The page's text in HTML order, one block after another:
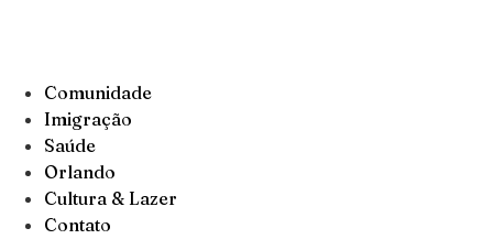
Comunidade
Imigração
Saúde
Orlando
Cultura & Lazer
Contato